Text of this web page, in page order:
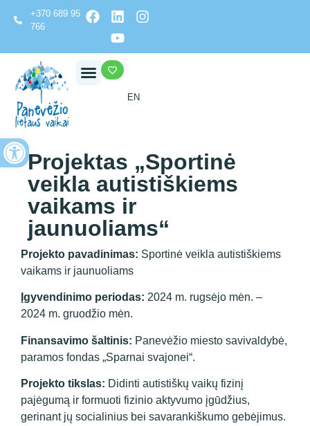
Open toolbar
+370 689 95
766
EN
Projektas „Sportinė
veikla autistiškiems
vaikams ir
jaunuoliams“
Projekto pavadinimas: Sportinė veikla autistiškiems
vaikams ir jaunuoliams
Įgyvendinimo periodas: 2024 m. rugsėjo mėn. –
2024 m. gruodžio mėn.
Finansavimo šaltinis: Panevėžio miesto savivaldybė,
paramos fondas „Sparnai svajonei“.
Projekto tikslas: Didinti autistiškų vaikų fizinį
pajėgumą ir formuoti fizinio aktyvumo įgūdžius,
gerinant jų socialinius bei savarankiškumo gebėjimus.